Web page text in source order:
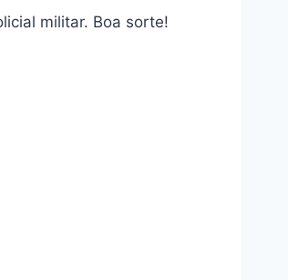
militar. Boa sorte!